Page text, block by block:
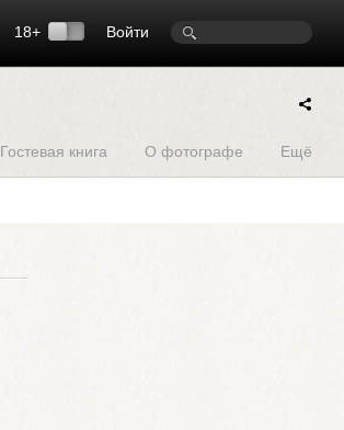
Войти
18+
Гостевая книга О фотографе Ещё